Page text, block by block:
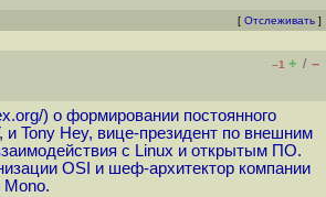
[ Отслеживать ]
–1 + / –
/) о формировании постоянного
Tony Hey, вице-президент по внешним
с Linux и открытым ПО.
OSI и шеф-архитектор компании